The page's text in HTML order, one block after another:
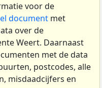
voor de
document met
over de
Weert. Daarnaast
met de data
postcodes, alle
misdaadcijfers en